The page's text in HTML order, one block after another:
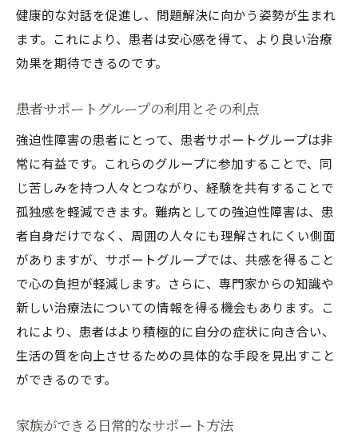
健康的な対話を促進し、問題解決に向かう姿勢が生まれ
ます。これにより、患者は安心感を得て、より良い治療
効果を期待できるのです。
患者サポートグループの利用とその利点
強迫性障害の患者にとって、患者サポートグループは非
常に有益です。これらのグループに参加することで、同
じ苦しみを持つ人々とつながり、経験を共有することで
孤独感を軽減できます。難病としての強迫性障害は、患
者自身だけでなく、周囲の人々にも理解されにくい側面
がありますが、サポートグループでは、共感を得ること
で心の負担が軽減します。さらに、専門家からの知識や
新しい治療法についての情報を得る機会もあります。こ
れにより、患者はより積極的に自分の症状に向き合い、
生活の質を向上させるための具体的な手段を見出すこと
ができるのです。
家族ができる日常的なサポート方法